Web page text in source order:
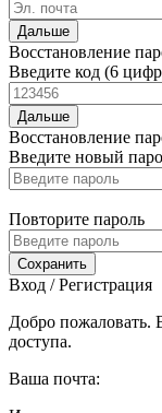
Дальше
Восстановление
Введите код (6
Дальше
Восстановление
Введите новый
Повторите пароль
Сохранить
Вход / Регистрация
Добро пожаловать.
доступа.
Ваша почта: